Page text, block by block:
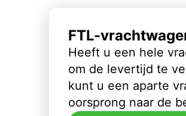
FTL-
Heeft u een hele
om de levertijd te
kunt u een aparte
oorsprong naar de